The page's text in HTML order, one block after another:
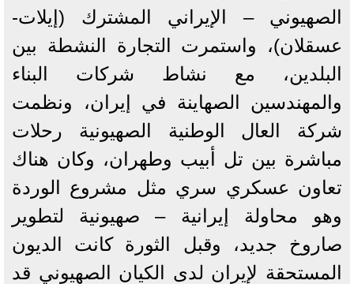
الصهيوني – الإيراني المشترك (إيلات-
عسقلان)، واستمرت التجارة النشطة بين
البلدين، مع نشاط شركات البناء
والمهندسين الصهاينة في إيران، ونظمت
شركة العال الوطنية الصهيونية رحلات
مباشرة بين تل أبيب وطهران، وكان هناك
تعاون عسكري سري مثل مشروع الوردة
وهو محاولة إيرانية – صهيونية لتطوير
صاروخ جديد، وقبل الثورة كانت الديون
المستحقة لإيران لدى الكيان الصهيوني قد